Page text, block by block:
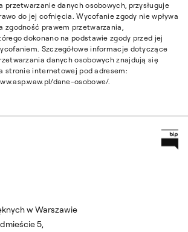
przetwarzanie danych osobowych, przysługuje
do jej cofnięcia. Wycofanie zgody nie wpływa
zgodność prawem przetwarzania,
dokonano na podstawie zgody przed jej
Szczegółowe informacje dotyczące
danych osobowych znajdują się
stronie internetowej pod adresem:
dane-osobowe/.
w Warszawie
5,